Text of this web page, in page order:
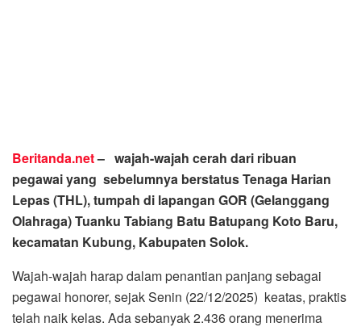
Beritanda.net– wajah-wajah cerah dari ribuan
pegawai yang sebelumnya berstatus Tenaga Harian
Lepas (THL), tumpah di lapangan GOR (Gelanggang
Olahraga) Tuanku Tabiang Batu Batupang Koto Baru,
kecamatan Kubung, Kabupaten Solok.
Wajah-wajah harap dalam penantian panjang sebagai
pegawai honorer, sejak Senin (22/12/2025) keatas, praktis
telah naik kelas. Ada sebanyak 2.436 orang menerima